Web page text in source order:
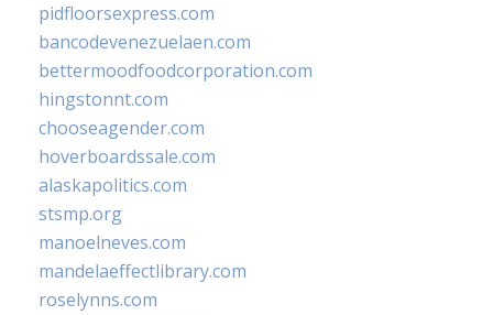
pidfloorsexpress.com
bancodevenezuelaen.com
bettermoodfoodcorporation.com
hingstonnt.com
chooseagender.com
hoverboardssale.com
alaskapolitics.com
stsmp.org
manoelneves.com
mandelaeffectlibrary.com
roselynns.com